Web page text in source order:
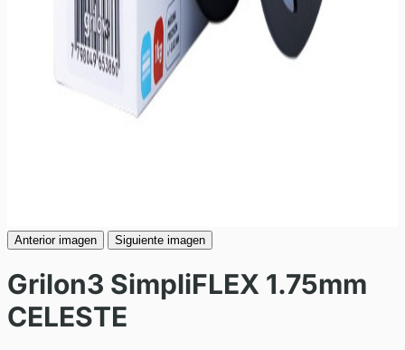
Anterior imagen Siguiente imagen
Grilon3 SimpliFLEX 1.75mm
CELESTE